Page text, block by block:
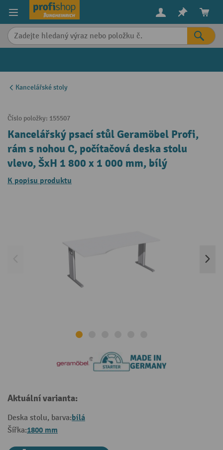
content
Kancelářské stoly
Číslo položky: 155507
Kancelářský psací stůl Geramöbel Profi,
rám s nohou C, počítačová deska stolu
vlevo, ŠxH 1 800 x 1 000 mm, bílý
K popisu produktu
Aktuální varianta:
Deska stolu, barva:bílá
Šířka:1800 mm